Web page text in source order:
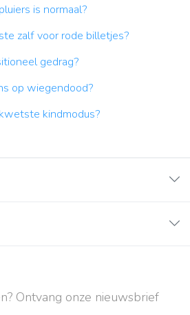
is normaal?
zalf voor rode billetjes?
gedrag?
op wiegendood?
kindmodus?
Ontvang onze nieuwsbrief